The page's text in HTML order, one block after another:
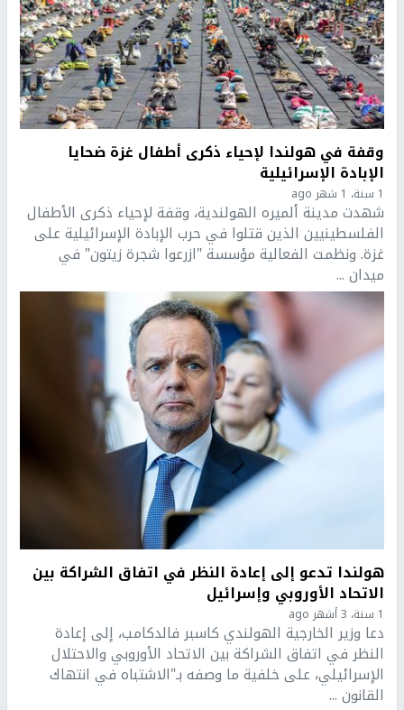
وقفة في هولندا لإحياء ذكرى أطفال غزة ضحايا
الإبادة الإسرائيلية
1 سنة، 1 شهر ago
شهدت مدينة ألميره الهولندية، وقفة لإحياء ذكرى الأطفال
الفلسطينيين الذين قتلوا في حرب الإبادة الإسرائيلية على
غزة. ونظمت الفعالية مؤسسة "ازرعوا شجرة زيتون" في
ميدان ...
هولندا تدعو إلى إعادة النظر في اتفاق الشراكة بين
الاتحاد الأوروبي وإسرائيل
1 سنة، 3 أشهر ago
دعا وزير الخارجية الهولندي كاسبر فالدكامب، إلى إعادة
النظر في اتفاق الشراكة بين الاتحاد الأوروبي والاحتلال
الإسرائيلي، على خلفية ما وصفه بـ"الاشتباه في انتهاك
القانون ...